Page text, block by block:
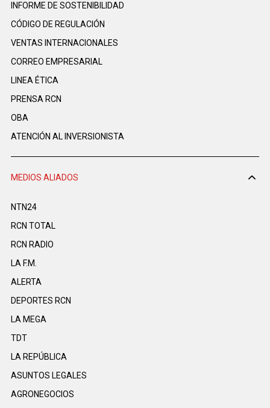
INFORME DE SOSTENIBILIDAD
CÓDIGO DE REGULACIÓN
VENTAS INTERNACIONALES
CORREO EMPRESARIAL
LINEA ÉTICA
PRENSA RCN
OBA
ATENCIÓN AL INVERSIONISTA
MEDIOS ALIADOS
NTN24
RCN TOTAL
RCN RADIO
LA F.M.
ALERTA
DEPORTES RCN
LA MEGA
TDT
LA REPÚBLICA
ASUNTOS LEGALES
AGRONEGOCIOS